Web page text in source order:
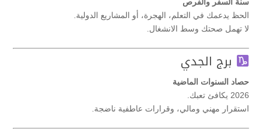
الحظ يدعمك في التعلم، الهجرة، أو المشاريع الدولية.
لا تهمل صحتك وسط الانشغال.
برج الجدي
حصاد السنوات الماضية
2026 يكافئ تعبك.
استقرار مهني ومالي، وقرارات عاطفية ناضجة.